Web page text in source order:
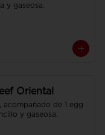
y gaseosa.
Oriental
acompañado de 1 egg
y gaseosa.